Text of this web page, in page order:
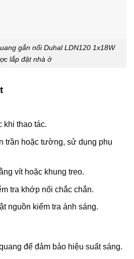
gắn nổi Duhal LDN120 1x18W
lắp đặt nhà ở
khi thao tác.
trần hoặc tường, sử dụng phụ
vít hoặc khung treo.
tra khớp nối chắc chắn.
nguồn kiểm tra ánh sáng.
để đảm bảo hiệu suất sáng.